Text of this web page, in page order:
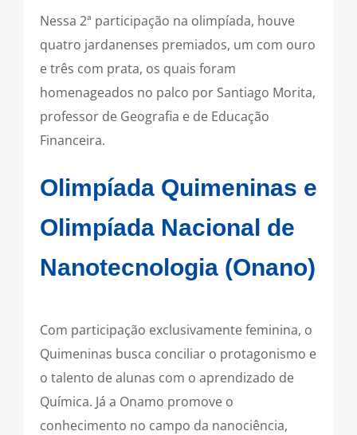
Nessa 2ª participação na olimpíada, houve
quatro jardanenses premiados, um com ouro
e três com prata, os quais foram
homenageados no palco por Santiago Morita,
professor de Geografia e de Educação
Financeira.
Olimpíada Quimeninas e
Olimpíada Nacional de
Nanotecnologia (Onano)
Com participação exclusivamente feminina, o
Quimeninas busca conciliar o protagonismo e
o talento de alunas com o aprendizado de
Química. Já a Onamo promove o
conhecimento no campo da nanociência,